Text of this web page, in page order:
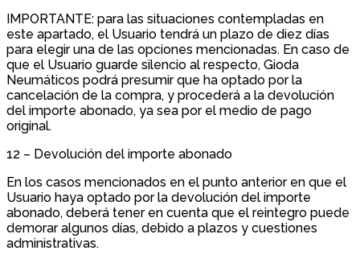
IMPORTANTE: para las situaciones contempladas en
este apartado, el Usuario tendrá un plazo de diez días
para elegir una de las opciones mencionadas. En caso de
que el Usuario guarde silencio al respecto, Gioda
Neumáticos podrá presumir que ha optado por la
cancelación de la compra, y procederá a la devolución
del importe abonado, ya sea por el medio de pago
original.
12 – Devolución del importe abonado
En los casos mencionados en el punto anterior en que el
Usuario haya optado por la devolución del importe
abonado, deberá tener en cuenta que el reintegro puede
demorar algunos días, debido a plazos y cuestiones
administrativas.